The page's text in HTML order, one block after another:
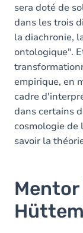
sera doté de
dans les trois
la diachronie,
ontologique".
empirique, en
cadre
dans certains
cosmologie
savoir la
Mentor